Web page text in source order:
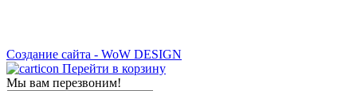
Создание сайта - WoW DESIGN
Перейти в корзину
Мы вам перезвоним!